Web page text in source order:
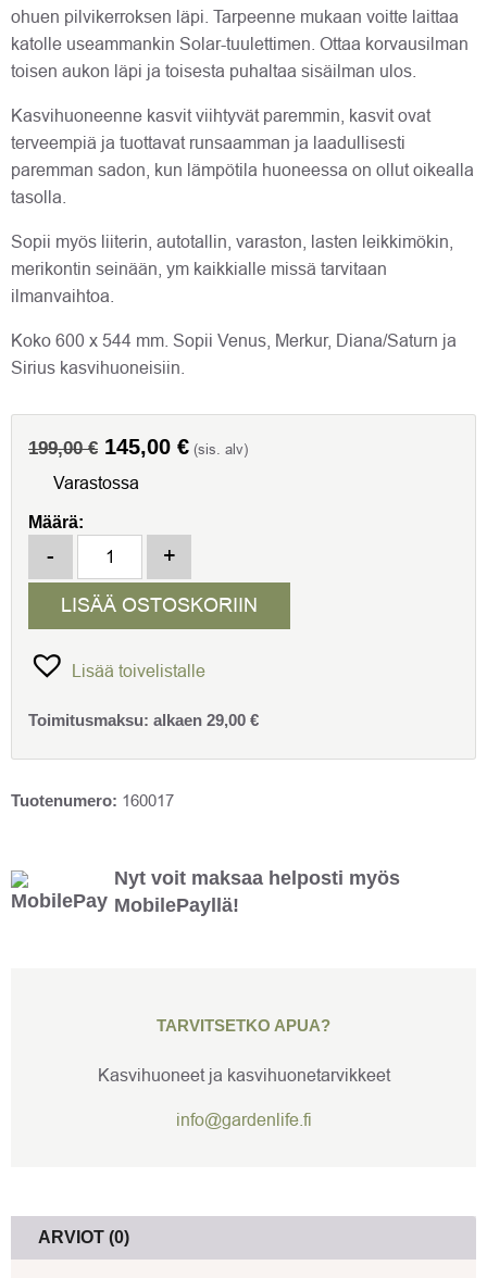
ohuen pilvikerroksen läpi. Tarpeenne mukaan voitte laittaa
katolle useammankin Solar-tuulettimen. Ottaa korvausilman
toisen aukon läpi ja toisesta puhaltaa sisäilman ulos.
Kasvihuoneenne kasvit viihtyvät paremmin, kasvit ovat
terveempiä ja tuottavat runsaamman ja laadullisesti
paremman sadon, kun lämpötila huoneessa on ollut oikealla
tasolla.
Sopii myös liiterin, autotallin, varaston, lasten leikkimökin,
merikontin seinään, ym kaikkialle missä tarvitaan
ilmanvaihtoa.
Koko 600 x 544 mm. Sopii Venus, Merkur, Diana/Saturn ja
Sirius kasvihuoneisiin.
199,00€ Alkuperäinen
hinta
199,00 €.
145,00 €Nykyinen
145,00 €.
(sis. alv)
Varastossa
Määrä:
Vitavia Solar tuuletin kasvihuoneeseen 600 x 544 mm
- +
LISÄÄ OSTOSKORIIN
Lisää toivelistalle
Toimitusmaksu: alkaen 29,00 €
Tuotenumero: 160017
Nyt voit maksaa helposti myös
MobilePayllä!
TARVITSETKO APUA?
Kasvihuoneet ja kasvihuonetarvikkeet
info@gardenlife.fi
ARVIOT (0)